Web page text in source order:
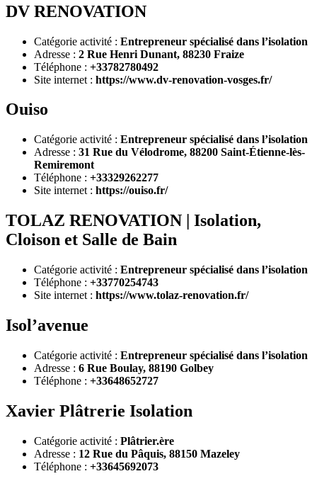
DV RENOVATION
Catégorie activité : Entrepreneur spécialisé dans l’isolation
Adresse : 2 Rue Henri Dunant, 88230 Fraize
Téléphone : +33782780492
Site internet : https://www.dv-renovation-vosges.fr/
Ouiso
Catégorie activité : Entrepreneur spécialisé dans l’isolation
Adresse : 31 Rue du Vélodrome, 88200 Saint-Étienne-lès-
Remiremont
Téléphone : +33329262277
Site internet : https://ouiso.fr/
TOLAZ RENOVATION | Isolation,
Cloison et Salle de Bain
Catégorie activité : Entrepreneur spécialisé dans l’isolation
Téléphone : +33770254743
Site internet : https://www.tolaz-renovation.fr/
Isol’avenue
Catégorie activité : Entrepreneur spécialisé dans l’isolation
Adresse : 6 Rue Boulay, 88190 Golbey
Téléphone : +33648652727
Xavier Plâtrerie Isolation
Catégorie activité : Plâtrier.ère
Adresse : 12 Rue du Pâquis, 88150 Mazeley
Téléphone : +33645692073